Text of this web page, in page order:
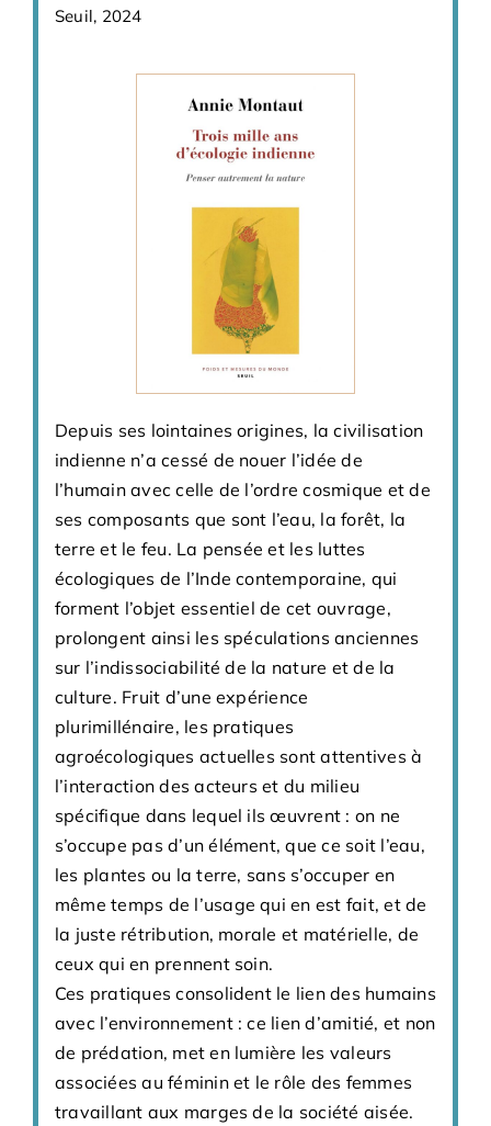
Seuil, 2024
Depuis ses lointaines origines, la civilisation
indienne n’a cessé de nouer l’idée de
l’humain avec celle de l’ordre cosmique et de
ses composants que sont l’eau, la forêt, la
terre et le feu. La pensée et les luttes
écologiques de l’Inde contemporaine, qui
forment l’objet essentiel de cet ouvrage,
prolongent ainsi les spéculations anciennes
sur l’indissociabilité de la nature et de la
culture. Fruit d’une expérience
plurimillénaire, les pratiques
agroécologiques actuelles sont attentives à
l’interaction des acteurs et du milieu
spécifique dans lequel ils œuvrent : on ne
s’occupe pas d’un élément, que ce soit l’eau,
les plantes ou la terre, sans s’occuper en
même temps de l’usage qui en est fait, et de
la juste rétribution, morale et matérielle, de
ceux qui en prennent soin.
Ces pratiques consolident le lien des humains
avec l’environnement : ce lien d’amitié, et non
de prédation, met en lumière les valeurs
associées au féminin et le rôle des femmes
travaillant aux marges de la société aisée.